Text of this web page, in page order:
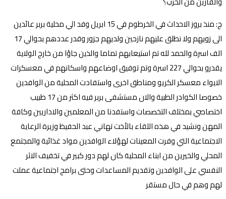
ج: منذ بروز الاحداث في الخرطوم في 15 ابريل وفد الي محلية بربر عائدين
الى زويهم ولا نطلق عليهم نازحين ولديهم جزور وقدر عددهم بحوالي 17
الف اسرة والحمد لله تم استيعابهم تماما والذين جاؤا من خارج الولاية
يقدرو بحوالي 227 اسرة وتم توفيق اوضاعهم واسكانهم في معسكرات
الايواء معسكر الكريو ومناطق اخرى واستفادت المحلية من الوافدين
خصوصا الكوادر الطبية والان مستشفى بربر فيه اكثر من 17 طبيب
اختصاصي بمختلف التخصصات واستفدنا من المعلمين والاداريين وكافة
المهن ونشيد في هذه اللقاء بالأخت تهاني عبد الحفيظ وزيرة الرعاية
الاجتماعية التي وفرت المعينات لهؤلاء الوافدين مواد غذائية والمجتمع
المحلي والخيرين من ابناء المحلية كان لهم دور كبير في تخفيف الاثر
النفسي على الوافدين وتقديم المساعدات وحتى برامج اجتماعية عملت
لهم وهم في حال مستقر